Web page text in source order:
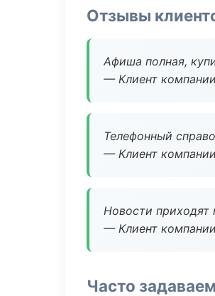
Отзывы
Афиша полная,
— Клиент компании
Телефонный
— Клиент компании
Новости приходят
— Клиент компании
Часто